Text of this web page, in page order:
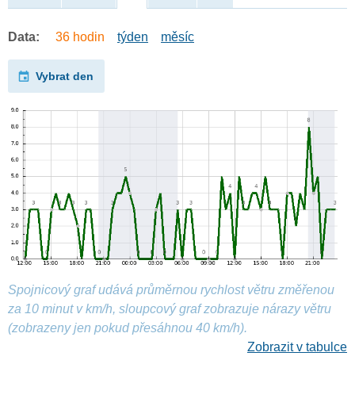
Data: 36 hodin týden měsíc
Vybrat den
Spojnicový graf udává průměrnou rychlost větru změřenou
za 10 minut v km/h, sloupcový graf zobrazuje nárazy větru
(zobrazeny jen pokud přesáhnou 40 km/h).
Zobrazit v tabulce